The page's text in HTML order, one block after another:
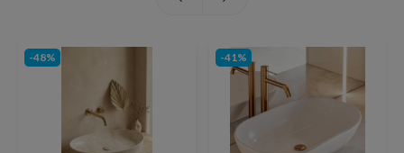
-48% -41%